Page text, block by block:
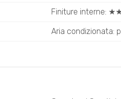
Finiture interne:
Aria condizionata: